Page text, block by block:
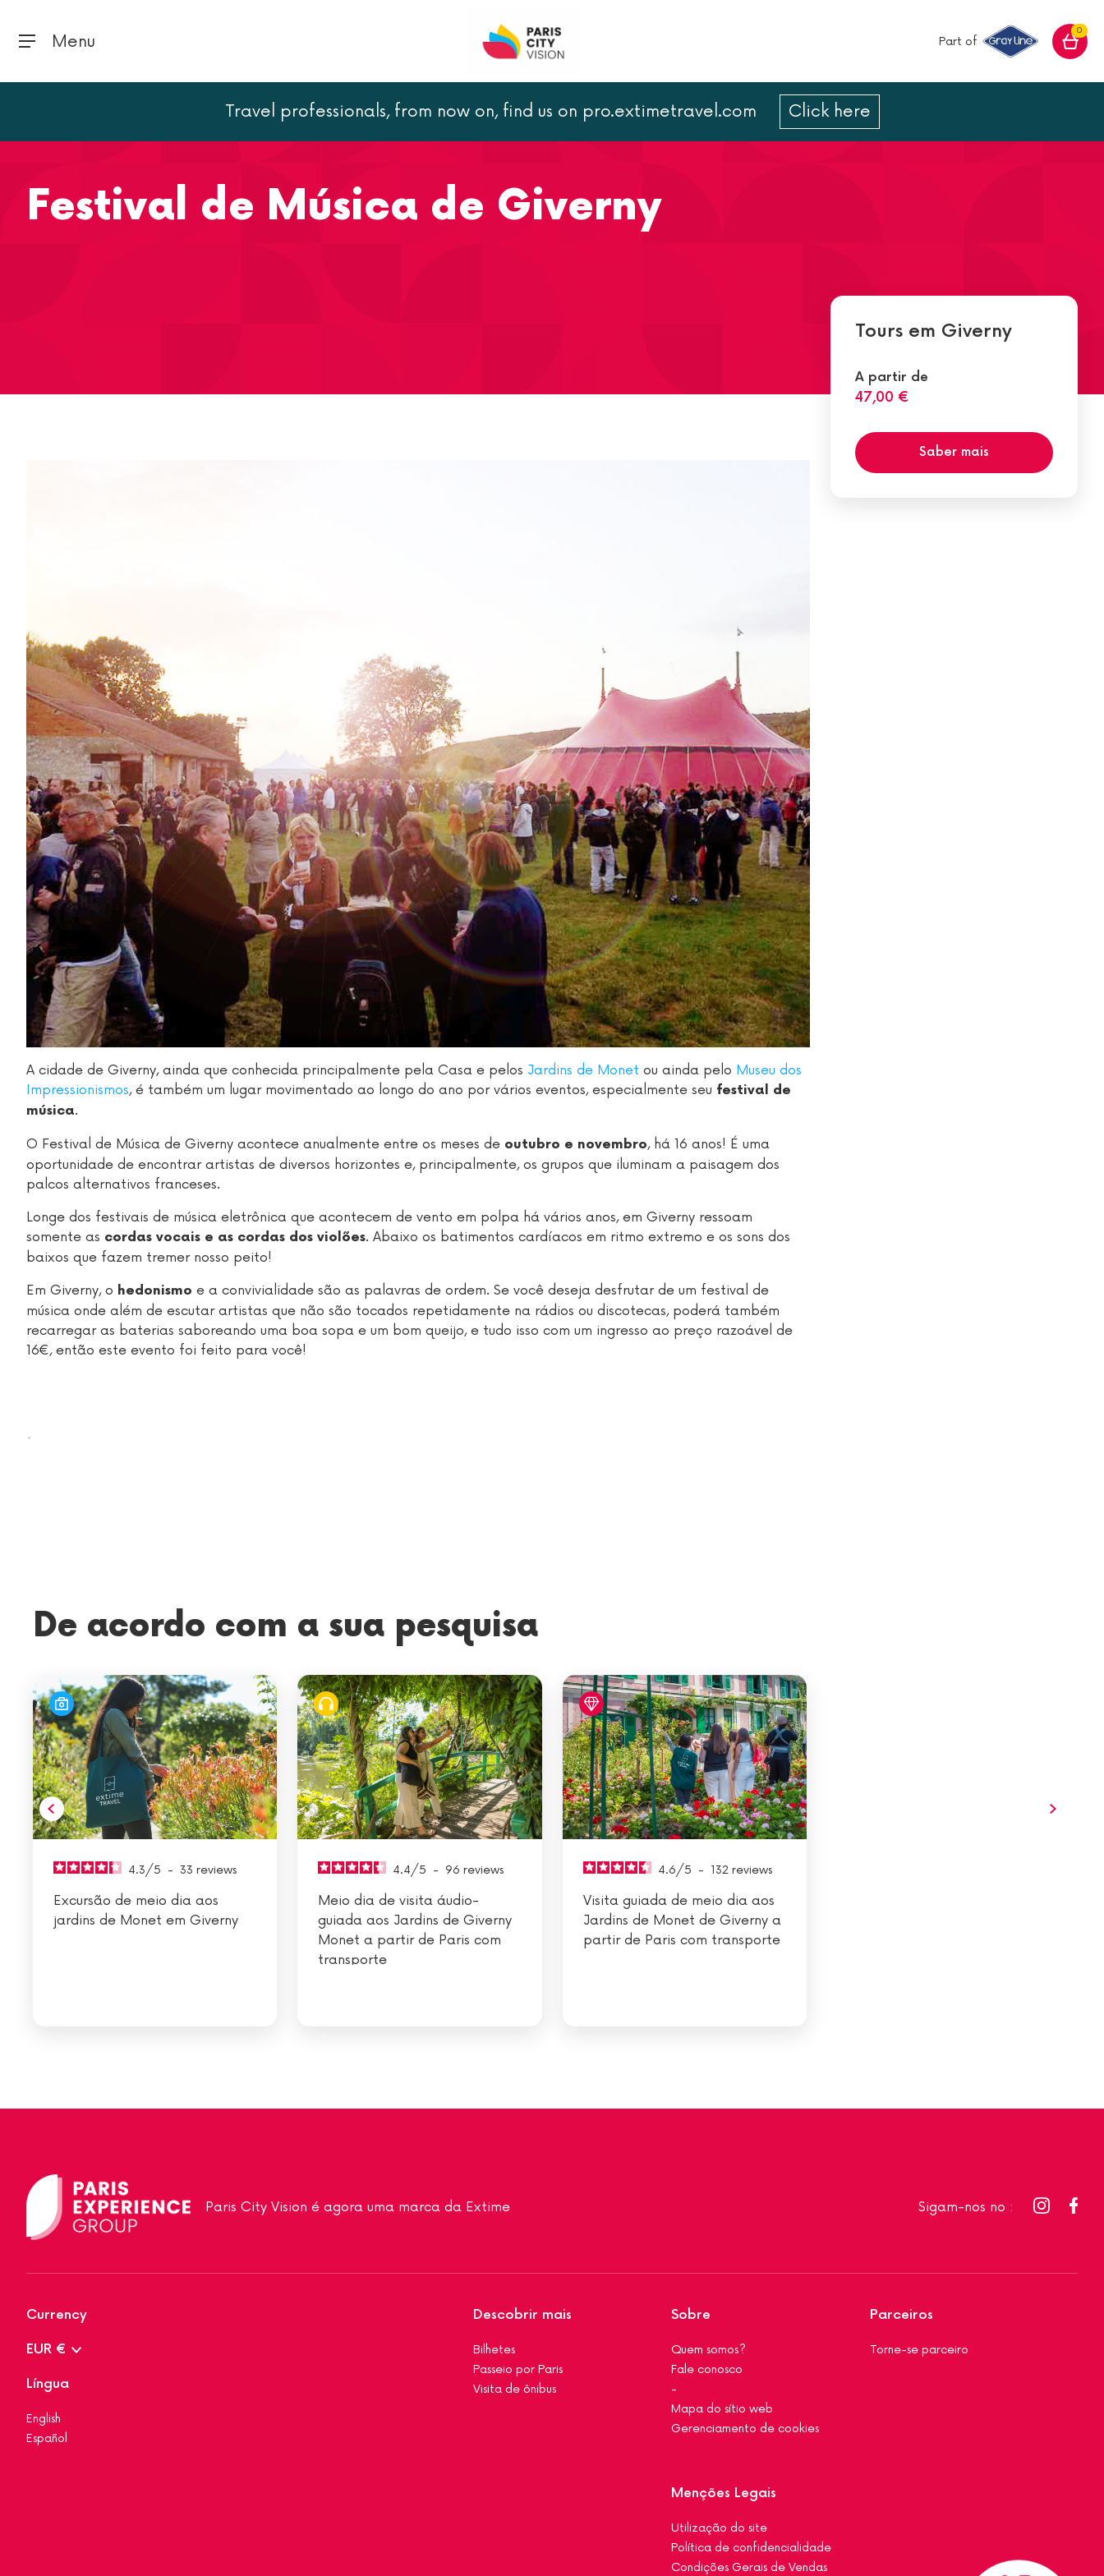
Menu Part of
0
Travel professionals, from now on, find us on pro.extimetravel.com Click here
Festival de Música de Giverny
Festival de Música de Giverny
Tours em Giverny
A partir de
47,00 €
Saber mais
A cidade de Giverny, ainda que conhecida principalmente pela Casa e pelos Jardins de Monet ou ainda pelo Museu dos
Impressionismos, é também um lugar movimentado ao longo do ano por vários eventos, especialmente seu festival de
música.
O Festival de Música de Giverny acontece anualmente entre os meses de outubro e novembro, há 16 anos! É uma
oportunidade de encontrar artistas de diversos horizontes e, principalmente, os grupos que iluminam a paisagem dos
palcos alternativos franceses.
Longe dos festivais de música eletrônica que acontecem de vento em polpa há vários anos, em Giverny ressoam
somente as cordas vocais e as cordas dos violões. Abaixo os batimentos cardíacos em ritmo extremo e os sons dos
baixos que fazem tremer nosso peito!
Em Giverny, o hedonismo e a convivialidade são as palavras de ordem. Se você deseja desfrutar de um festival de
música onde além de escutar artistas que não são tocados repetidamente na rádios ou discotecas, poderá também
recarregar as baterias saboreando uma boa sopa e um bom queijo, e tudo isso com um ingresso ao preço razoável de
16€, então este evento foi feito para você!
.
De acordo com a sua pesquisa
4.3/5 - 33 reviews
Excursão de meio dia aos
jardins de Monet em Giverny
4.4/5 - 96reviews
Meio dia de visita áudio-
guiada aos Jardins de Giverny
Monet a partir de Paris com
transporte
4.6/5 - 132 reviews
Visita guiada de meio dia aos
Jardins de Monet de Giverny a
partir de Paris com transporte
Paris City Vision é agora uma marca da Extime Sigam-nos no :
Descobrir mais
Bilhetes
Passeio por Paris
Visita de ônibus
Sobre
Quem somos?
Fale conosco
-
Mapa do sítio web
Gerenciamento de cookies
Parceiros
Torne-se parceiro
Menções Legais
Utilização do site
Política de confidencialidade
Condições Gerais de Vendas
Currency
EUR €
Língua
English
Español